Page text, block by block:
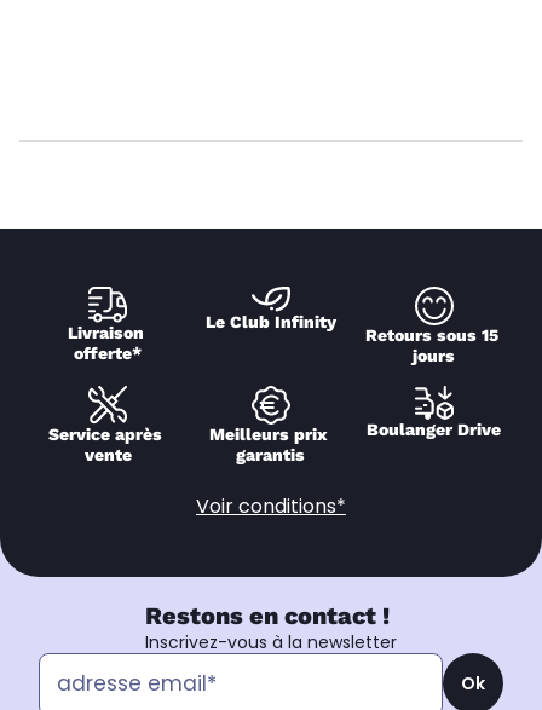
Livraison
offerte*
Le Club Infinity
Retours sous 15
jours
Service après
vente
Meilleurs prix
garantis
Boulanger Drive
Voir conditions*
Restons en contact !
Inscrivez-vous à la newsletter
Ok